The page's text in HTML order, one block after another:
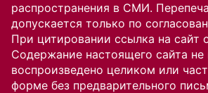
распространения в СМИ.
допускается только по
При цитировании ссылка на сайт
Содержание настоящего сайта
воспроизведено целиком или
форме без предварительного